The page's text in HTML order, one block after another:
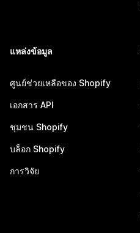
แหล่งข้อมูล
ศูนย์ช่วยเหลือของ Shopify
เอกสาร API
ชุมชน Shopify
บล็อก Shopify
การวิจัย